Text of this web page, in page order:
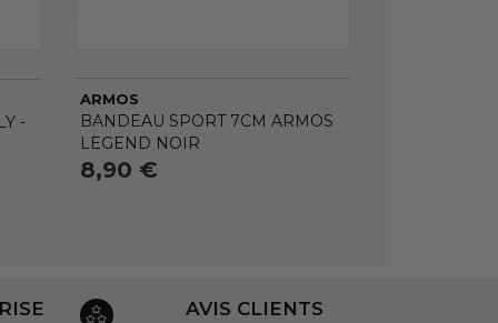
-
ARMOS
BANDEAU SPORT 7CM ARMOS
LEGEND NOIR
8,90 €
AVIS CLIENTS